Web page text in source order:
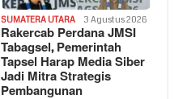
SUMATERA UTARA 3 Agustus 2026
Rakercab Perdana JMSI
Tabagsel, Pemerintah
Tapsel Harap Media Siber
Jadi Mitra Strategis
Pembangunan